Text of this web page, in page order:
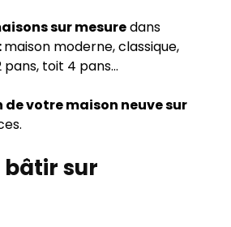
sur mesuredans
maison moderne, classique,
toit 4 pans…
votre maison neuve sur
bâtir sur